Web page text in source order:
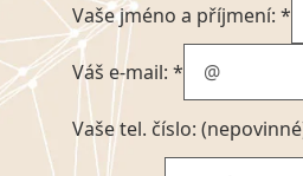
Vaše jméno a příjmení: *
Váš e-mail: *
Vaše tel. číslo: